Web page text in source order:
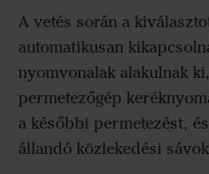
A vetés során a
automatikusan
nyomvonalak alakulnak
permetezőgép
a későbbi permetezést,
állandó közlekedési